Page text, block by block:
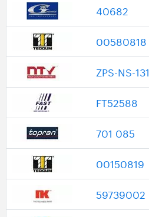
40682
00580818
ZPS-NS-131
FT52588
701 085
00150819
59739002